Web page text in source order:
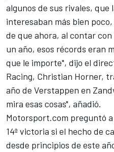
algunos de sus rivales, que
interesaban más bien
de que ahora, al contar
un año, esos récords eran
que le importe", dijo el
Racing, Christian Horner,
año de Verstappen en
mira esas cosas", añadió.
Motorsport.com preguntó
14ª victoria si el hecho de
desde principios de este